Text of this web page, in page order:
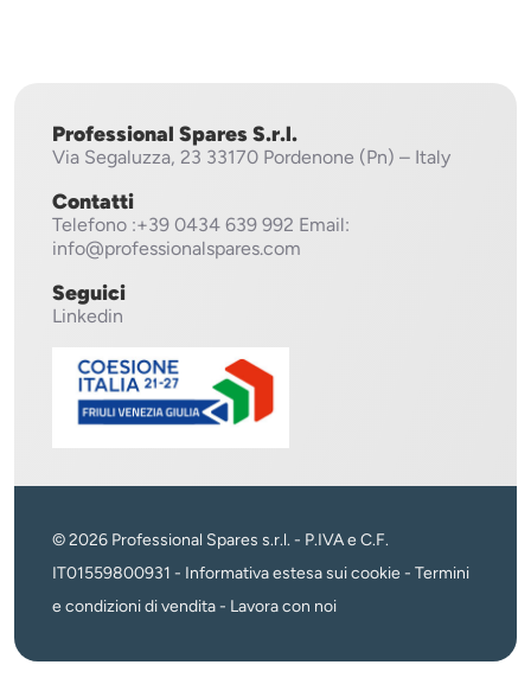
Professional Spares S.r.l.
Via Segaluzza, 23 33170 Pordenone (Pn) – Italy
Contatti
Telefono :+39 0434 639 992 Email:
info@professionalspares.com
Seguici
Linkedin
© 2026 Professional Spares s.r.l. - P.IVA e C.F.
IT01559800931 - Informativa estesa sui cookie - Termini
e condizioni di vendita- Lavora con noi